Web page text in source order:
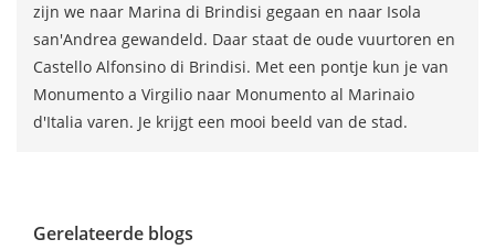
zijn we naar Marina di Brindisi gegaan en naar Isola
san'Andrea gewandeld. Daar staat de oude vuurtoren en
Castello Alfonsino di Brindisi. Met een pontje kun je van
Monumento a Virgilio naar Monumento al Marinaio
d'Italia varen. Je krijgt een mooi beeld van de stad.
Gerelateerde blogs